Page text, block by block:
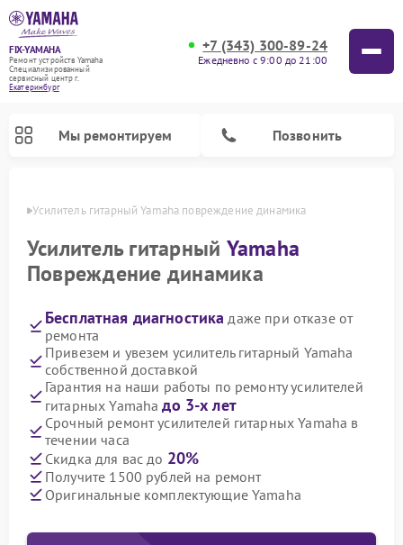
FIX-YAMAHA
Ремонт устройств Yamaha
Специализированный
cервисный центр г.
Екатеринбург
+7 (343) 300-89-24
Ежедневно с 9:00 до 21:00
Мы ремонтируем Позвонить
Усилитель гитарный Yamaha повреждение динамика
Усилитель гитарный Yamaha
Повреждение динамика
Бесплатная диагностика даже при отказе от
ремонта
Привезем и увезем усилитель гитарный Yamaha
собственной доставкой
Гарантия на наши работы по ремонту усилителей
гитарных Yamahaдо 3-х лет
Срочный ремонт усилителей гитарных Yamaha в
течении часа
Скидка для вас до 20%
Получите 1500 рублей на ремонт
Оригинальные комплектующие Yamaha